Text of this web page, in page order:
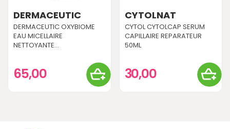
DERMACEUTIC
DERMACEUTIC OXYBIOME
EAU MICELLAIRE
NETTOYANTE...
65,00
CYTOLNAT
CYTOL CYTOLCAP SERUM
CAPILLAIRE REPARATEUR
50ML
30,00